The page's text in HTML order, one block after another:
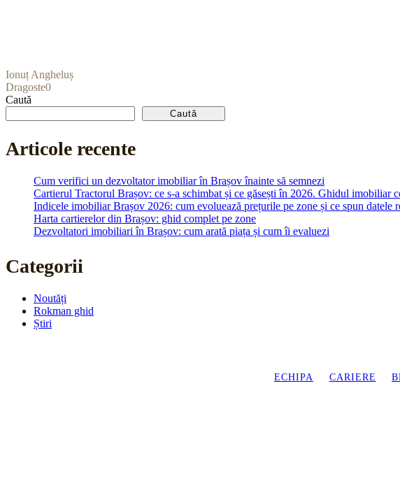
Ionuț Angheluș
Dragoste0
Caută
Caută
Articole recente
Cum verifici un dezvoltator imobiliar în Brașov înainte să semnezi
Cartierul Tractorul Brașov: ce s-a schimbat și ce găsești în 2026. Ghidul imobiliar
Indicele imobiliar Brașov 2026: cum evoluează prețurile pe zone și ce spun datele
Harta cartierelor din Brașov: ghid complet pe zone
Dezvoltatori imobiliari în Brașov: cum arată piața și cum îi evaluezi
Categorii
Noutăți
Rokman ghid
Știri
ECHIPA CARIERE